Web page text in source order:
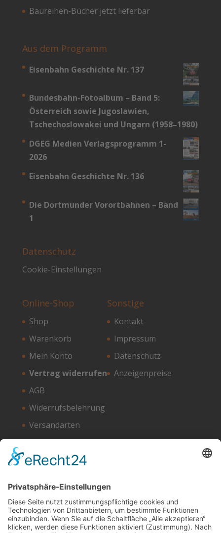
Baureihen-Bücher jetzt lieferbar
Aus dem Programm
Eisenbahn Geschichte Nr. 137
Bundesbahn-­Fotoalbum – Band 5:
Österreich sowie Jugoslawien,
Tschechoslowakei und Ungarn (1958–1980)
DGEG Medien Verlagsprogramm 1-
2026
Eisenbahn Geschichte Nr. 136
Die Dortmunder Vorortbahnen – Band
1
Datenschutz
Cookie-Einstellungen
Online-Shop
Shop
Warenkorb
Mein Konto
Vertrag widerrufen
AGB
Widerrufsbelehrung
Versandarten
Zahlungsarten
Sonstige
Kontakt
Impressum
Datenschutz
Anzeigenpreise